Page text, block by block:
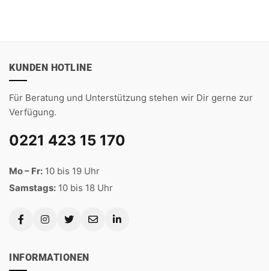
KUNDEN HOTLINE
Für Beratung und Unterstützung stehen wir Dir gerne zur
Verfügung.
0221 423 15 170
Mo – Fr: 10 bis 19 Uhr
Samstags: 10 bis 18 Uhr
INFORMATIONEN